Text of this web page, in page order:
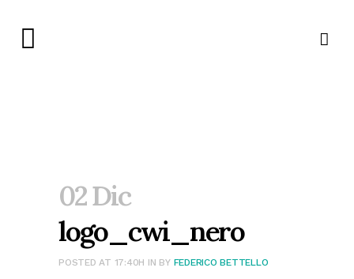
02 Dic
logo_cwi_nero
POSTED AT 17:40H IN BY FEDERICO BETTELLO